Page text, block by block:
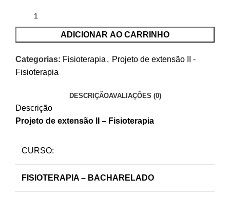
ADICIONAR AO CARRINHO
Categorias: Fisioterapia , Projeto de extensão II -
Fisioterapia
DESCRIÇÃOAVALIAÇÕES (0)
Descrição
Projeto de extensão II – Fisioterapia
CURSO:
FISIOTERAPIA – BACHARELADO